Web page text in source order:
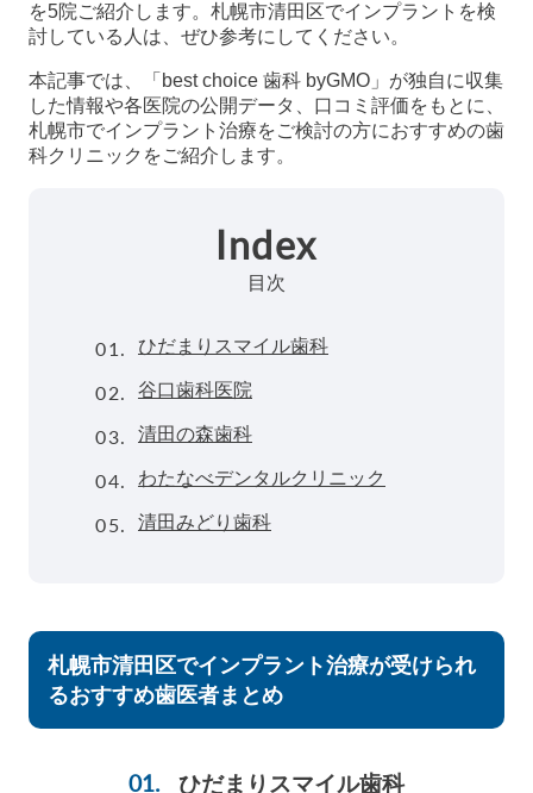
を5院ご紹介します。札幌市清田区でインプラントを検
討している人は、ぜひ参考にしてください。
本記事では、「best choice 歯科 byGMO」が独自に収集
した情報や各医院の公開データ、口コミ評価をもとに、
札幌市でインプラント治療をご検討の方におすすめの歯
科クリニックをご紹介します。
Index
目次
01. ひだまりスマイル歯科
02. 谷口歯科医院
03. 清田の森歯科
04. わたなべデンタルクリニック
05. 清田みどり歯科
札幌市清田区でインプラント治療が受けられ
るおすすめ歯医者まとめ
ひだまりスマイル歯科